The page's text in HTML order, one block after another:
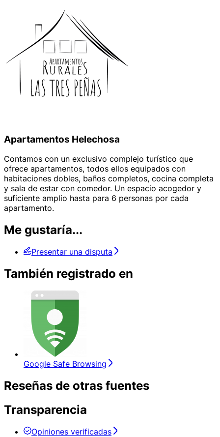
Apartamentos Helechosa
Contamos con un exclusivo complejo turístico que
ofrece apartamentos, todos ellos equipados con
habitaciones dobles, baños completos, cocina completa
y sala de estar con comedor. Un espacio acogedor y
suficiente amplio hasta para 6 personas por cada
apartamento.
Me gustaría...
Presentar una disputa
También registrado en
Google Safe Browsing
Reseñas de otras fuentes
Transparencia
Opiniones verificadas